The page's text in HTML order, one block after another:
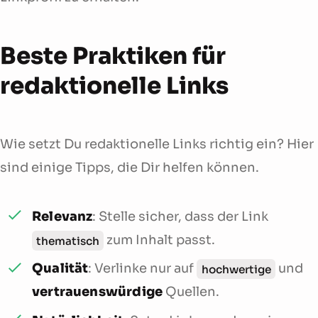
Beste Praktiken für
redaktionelle Links
Wie setzt Du redaktionelle Links richtig ein? Hier
sind einige Tipps, die Dir helfen können.
Relevanz: Stelle sicher, dass der Link
thematisch
zum Inhalt passt.
Qualität: Verlinke nur auf hochwertige
und
vertrauenswürdige Quellen.